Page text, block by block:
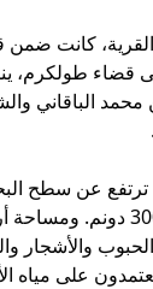
القرية، كانت
قضاء طولكرم،
الباقاني
والأشجار
على مياه